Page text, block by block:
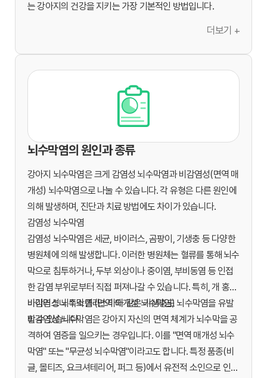
는 강아지의 건강을 지키는 가장 기본적인 방법입니다.
더보기 +
뇌수막염의 원인과 종류
강아지 뇌수막염은 크게 감염성 뇌수막염과 비감염성(면역 매
개성) 뇌수막염으로 나눌 수 있습니다. 각 유형은 다른 원인에
의해 발생하며, 진단과 치료 방법에도 차이가 있습니다.
감염성 뇌수막염
감염성 뇌수막염은 세균, 바이러스, 곰팡이, 기생충 등 다양한
병원체에 의해 발생합니다. 이러한 병원체는 혈류를 통해 뇌수
막으로 침투하거나, 두부 외상이나 중이염, 부비동염 등 인접
한 감염 부위로부터 직접 퍼져나갈 수 있습니다. 특히, 개 홍역
바이러스나 톡소플라스마와 같은 기생충도 뇌수막염을 유발
할 수 있습니다.
비감염성 뇌수막염 (면역 매개성 뇌수막염)
비감염성 뇌수막염은 강아지 자신의 면역 체계가 뇌수막을 공
격하여 염증을 일으키는 경우입니다. 이를 "면역 매개성 뇌수
막염" 또는 "무균성 뇌수막염"이라고도 합니다. 특정 품종(비
글, 몰티즈, 요크셔테리어, 퍼그 등)에서 유전적 소인으로 인해